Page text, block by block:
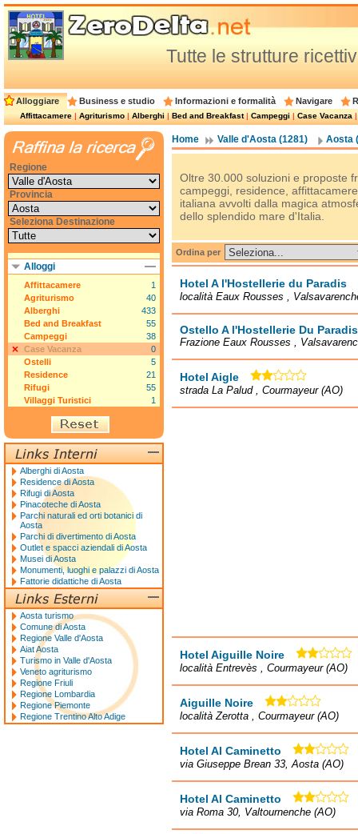
Tutte le strutture
Alloggiare Business e studio Informazioni e formalità Navigare
Affittacamere|Agriturismo|Alberghi|Bed and Breakfast|Campeggi|Case Vacanza
Home Valle d'Aosta (1281) Aosta
Oltre 30.000 soluzioni e proposte
campeggi, residence,
italiana avvolti dalla magica
dello splendido mare d'Italia.
Ordina per
Hotel A l'Hostellerie du Paradis
località Eaux Rousses ,
Ostello A l'Hostellerie Du Paradis
Frazione Eaux Rousses ,
Hotel Aigle
strada La Palud , Courmayeur (AO)
Hotel Aiguille Noire
località Entrevès , Courmayeur (AO)
Aiguille Noire
località Zerotta , Courmayeur (AO)
Hotel Al Caminetto
via Giuseppe Brean 33, Aosta (AO)
Hotel Al Caminetto
via Roma 30, Valtournenche (AO)
Regione
Provincia
Seleziona Destinazione
Alloggi
Affittacamere
1
Agriturismo
40
Alberghi
433
Bed and Breakfast
55
Campeggi
38
Case Vacanza
0
Ostelli
5
Residence
21
Rifugi
55
Villaggi Turistici
1
Alberghi di Aosta
Residence di Aosta
Rifugi di Aosta
Pinacoteche di Aosta
Parchi naturali ed orti botanici di
Aosta
Parchi di divertimento di Aosta
Outlet e spacci aziendali di Aosta
Musei di Aosta
Monumenti, luoghi e palazzi di Aosta
Fattorie didattiche di Aosta
Aosta turismo
Comune di Aosta
Regione Valle d'Aosta
Aiat Aosta
Turismo in Valle d'Aosta
Veneto agriturismo
Regione Friuli
Regione Lombardia
Regione Piemonte
Regione Trentino Alto Adige